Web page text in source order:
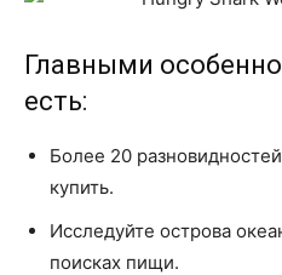
Главными
есть:
Более 20
купить.
Исследуйте острова
поисках пищи.